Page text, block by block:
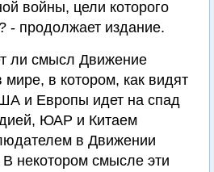
войны, цели которого
- продолжает издание.
ли смысл Движение
в котором, как видят
и Европы идет на спад
ЮАР и Китаем
в Движении
некотором смысле эти